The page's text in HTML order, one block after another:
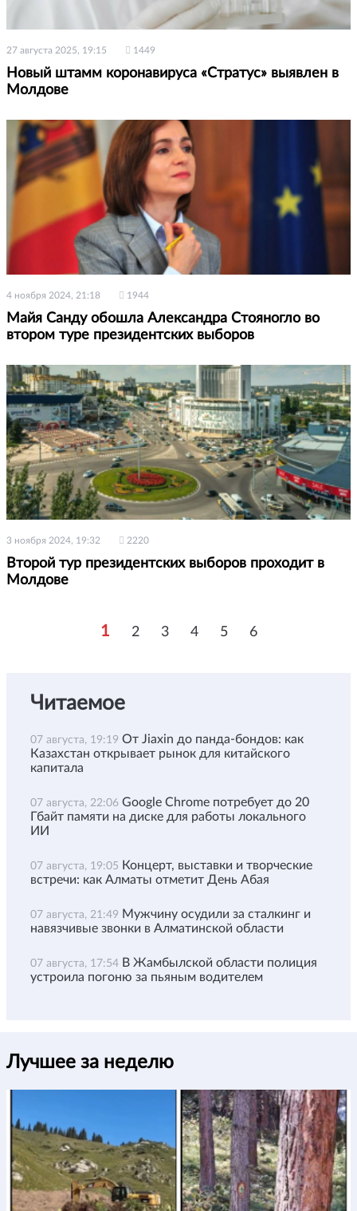
27 августа 2025, 19:15 1449
Новый штамм коронавируса «Стратус» выявлен в
Молдове
4 ноября 2024, 21:18 1944
Майя Санду обошла Александра Стояногло во
втором туре президентских выборов
3 ноября 2024, 19:32 2220
Второй тур президентских выборов проходит в
Молдове
1 2 3 4 5 6
Читаемое
07 августа, 19:19 От Jiaxin до панда-бондов: как
Казахстан открывает рынок для китайского
капитала
07 августа, 22:06 Google Chrome потребует до 20
Гбайт памяти на диске для работы локального
ИИ
07 августа, 19:05 Концерт, выставки и творческие
встречи: как Алматы отметит День Абая
07 августа, 21:49 Мужчину осудили за сталкинг и
навязчивые звонки в Алматинской области
07 августа, 17:54 В Жамбылской области полиция
устроила погоню за пьяным водителем
Лучшее за неделю